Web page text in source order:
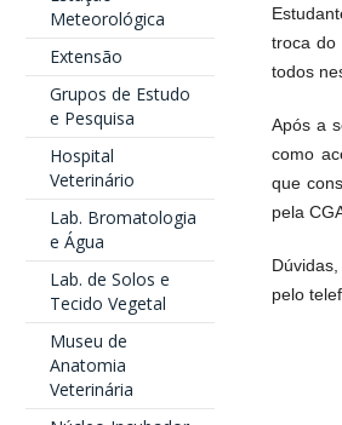
Meteorológica
Extensão
Grupos de Estudo
e Pesquisa
Hospital
Veterinário
Lab. Bromatologia
e Água
Lab. de Solos e
Tecido Vegetal
Museu de
Anatomia
Veterinária
troca do
todos
Após a
como
que
pela
pelo